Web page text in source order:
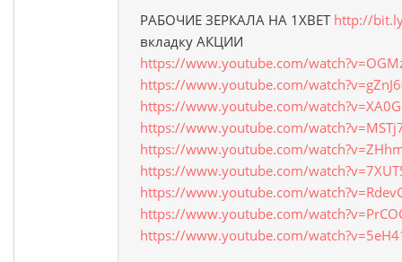
РАБОЧИЕ ЗЕРКАЛА НА 1ХBET http://
вкладку АКЦИИ
https://www.youtube.com/
https://www.youtube.com/
https://www.youtube.com/
https://www.youtube.com/
https://www.youtube.com/
https://www.youtube.com/
https://www.youtube.com/
https://www.youtube.com/
https://www.youtube.com/